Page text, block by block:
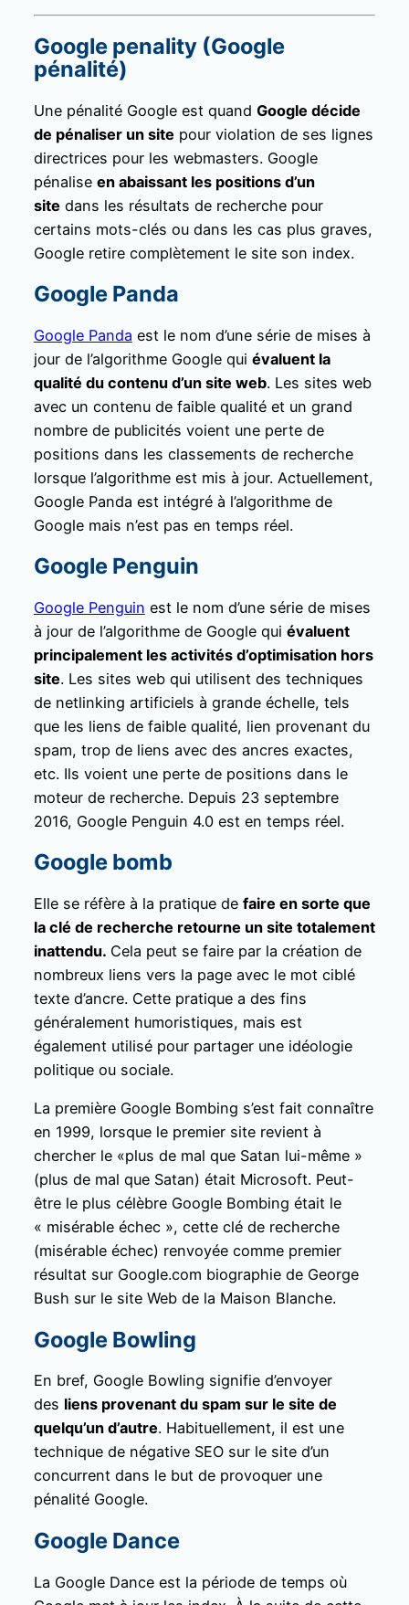
Google penality (Google
pénalité)
Une pénalité Google est quand Google décide
de pénaliser un site pour violation de ses lignes
directrices pour les webmasters. Google
pénalise en abaissant les positions d’un
site dans les résultats de recherche pour
certains mots-clés ou dans les cas plus graves,
Google retire complètement le site son index.
Google Panda
Google Panda est le nom d’une série de mises à
jour de l’algorithme Google qui évaluent la
qualité du contenu d’un site web. Les sites web
avec un contenu de faible qualité et un grand
nombre de publicités voient une perte de
positions dans les classements de recherche
lorsque l’algorithme est mis à jour. Actuellement,
Google Panda est intégré à l’algorithme de
Google mais n’est pas en temps réel.
Google Penguin
Google Penguin est le nom d’une série de mises
à jour de l’algorithme de Google qui évaluent
principalement les activités d’optimisation hors
site. Les sites web qui utilisent des techniques
de netlinking artificiels à grande échelle, tels
que les liens de faible qualité, lien provenant du
spam, trop de liens avec des ancres exactes,
etc. Ils voient une perte de positions dans le
moteur de recherche. Depuis 23 septembre
2016, Google Penguin 4.0 est en temps réel.
Google bomb
Elle se réfère à la pratique de faire en sorte que
la clé de recherche retourne un site totalement
inattendu. Cela peut se faire par la création de
nombreux liens vers la page avec le mot ciblé
texte d’ancre. Cette pratique a des fins
généralement humoristiques, mais est
également utilisé pour partager une idéologie
politique ou sociale.
La première Google Bombing s’est fait connaître
en 1999, lorsque le premier site revient à
chercher le «plus de mal que Satan lui-même »
(plus de mal que Satan) était Microsoft. Peut-
être le plus célèbre Google Bombing était le
« misérable échec », cette clé de recherche
(misérable échec) renvoyée comme premier
résultat sur Google.com biographie de George
Bush sur le site Web de la Maison Blanche.
Google Bowling
En bref, Google Bowling signifie d’envoyer
des liens provenant du spam sur le site de
quelqu’un d’autre. Habituellement, il est une
technique de négative SEO sur le site d’un
concurrent dans le but de provoquer une
pénalité Google.
Google Dance
La Google Dance est la période de temps où